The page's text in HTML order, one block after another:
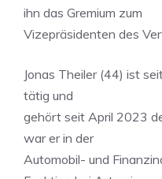
ihn das Gremium zum
Vizepräsidenten des
Jonas Theiler (44) ist
tätig und
gehört seit April 2023
war er in der
Automobil- und